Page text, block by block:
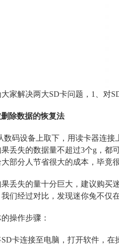
家解决两大SD卡问题，1、对
除数据的恢复法
数码设备上取下，用读卡器连接
丢失的数据量不超过3个g，都
部分人节省很大的成本，毕竟
丢失的量十分巨大，建议购买
们经过对比，发现迷你兔不仅
操作步骤：
卡连接至电脑，打开软件，在